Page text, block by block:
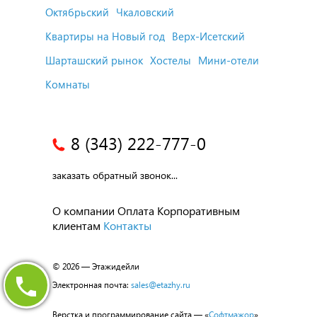
Октябрьский Чкаловский
Квартиры на Новый год Верх-Исетский
Шарташский рынок Хостелы Мини-отели
Комнаты
8 (343) 222-777-0
заказать обратный звонок...
О компании Оплата Корпоративным
клиентам Контакты
© 2026 — Этажидейли
Электронная почта: sales@etazhy.ru
Верстка и программирование сайта — «Софтмажор»